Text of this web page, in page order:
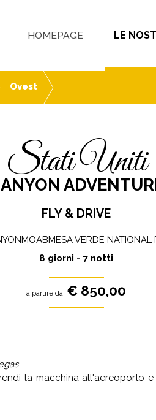
HOMEPAGE LE
Ovest
Stati Uniti
FLY & DRIVE
VERDE NATIONAL
8 giorni - 7 notti
a partire da € 850,00
la macchina all'aereoporto e